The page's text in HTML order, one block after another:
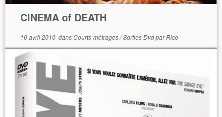
CINEMA of DEATH
10 avril 2010dansCourts-métrages/Sorties DvdparRico